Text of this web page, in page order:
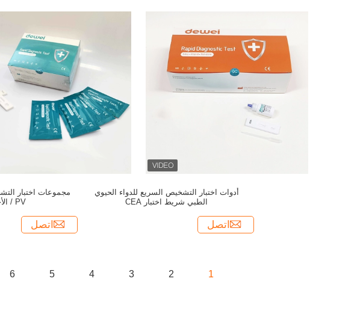
/ PV الأجسام المضادة
اتصل
أدوات اختبار التشخيص السريع للدواء الحيوي
الطبي شريط اختبار CEA
اتصل
1
2
3
4
5
6